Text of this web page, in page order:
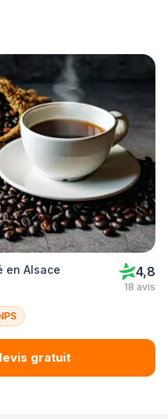
en Alsace 4,8
18 avis
gratuit